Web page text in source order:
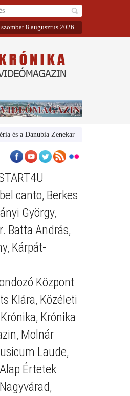
szombat 8 augusztus 2026
és a Danubia Zenekar
bel canto, Berkes
György,
Batta András,
, Kárpát-
Központ
Klára, Közéleti
, Krónika
, Molnár
Laude,
Értetek
Nagyvárad,